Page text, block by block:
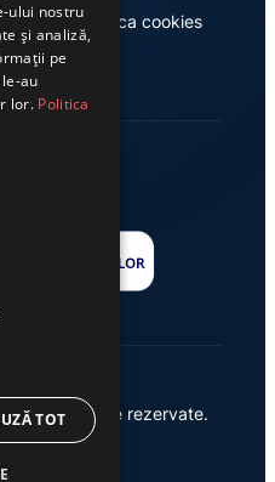
Politica cookies
drepturile rezervate.
by {AW}
ului nostru
și analiză,
pe
au
lor. Politica
TOT